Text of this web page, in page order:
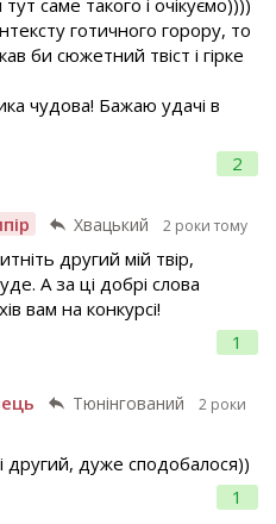
2
готичного горору, то
би сюжетний твіст і гірке
чудова! Бажаю удачі в
Хвацький 2 роки тому
1
другий мій твір,
А за ці добрі слова
вам на конкурсі!
Тюнінгований
2 роки
1
другий, дуже сподобалося))